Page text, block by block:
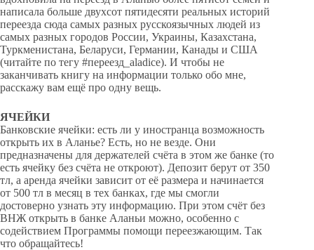
написала больше двухсот пятидесяти реальных историй
переезда сюда самых разных русскоязычных людей из
самых разных городов России, Украины, Казахстана,
Туркменистана, Беларуси, Германии, Канады и США
(читайте по тегу #переезд_aladice). И чтобы не
заканчивать книгу на информации только обо мне,
расскажу вам ещё про одну вещь.
ЯЧЕЙКИ
Банковские ячейки: есть ли у иностранца возможность
открыть их в Аланье? Есть, но не везде. Они
предназначены для держателей счёта в этом же банке (то
есть ячейку без счёта не откроют). Депозит берут от 350
тл, а аренда ячейки зависит от её размера и начинается
от 500 тл в месяц в тех банках, где мы смогли
достоверно узнать эту информацию. При этом счёт без
ВНЖ открыть в банке Аланьи можно, особенно с
содействием Программы помощи переезжающим. Так
что обращайтесь!